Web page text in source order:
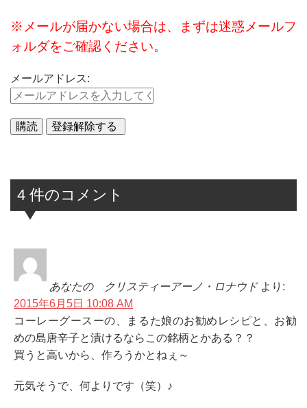
※メールが届かない場合は、まずは迷惑メールフ
ォルダをご確認ください。
メールアドレス:
4 件のコメント
あなたの クリスティーアーノ・ロナウド より:
2015年6月5日 10:08 AM
コーレーグースーの、まるた娘のお勧めレシピと、お勧
めの島唐辛子と漬けるならこの銘柄とかある？？
買うと高いから、作ろうかとねぇ～
元気そうで、何よりです（笑）♪